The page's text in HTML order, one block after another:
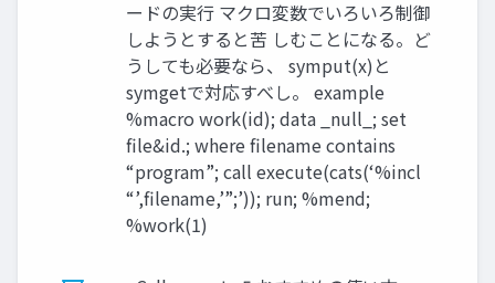
ードの実行 マクロ変数でいろいろ制御
しようとすると苦 しむことになる。ど
うしても必要なら、 symput(x)と
symgetで対応すべし。 example
%macro work(id); data _null_; set
file&id.; where filename contains
“program”; call execute(cats(‘%incl
“’,filename,’”;’)); run; %mend;
%work(1)